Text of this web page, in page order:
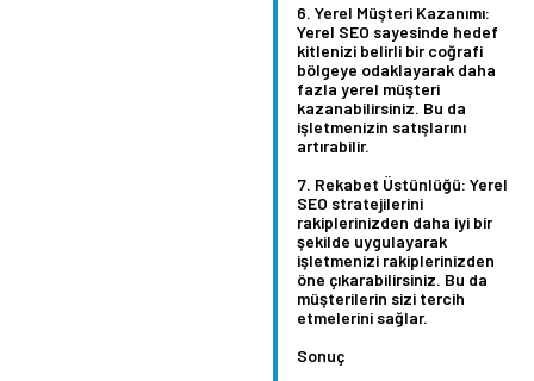
Yerel Müşteri Kazanımı:
Yerel SEO sayesinde hedef
kitlenizi belirli bir coğrafi
bölgeye odaklayarak daha
fazla yerel müşteri
kazanabilirsiniz. Bu da
işletmenizin satışlarını
artırabilir.
Rekabet Üstünlüğü: Yerel
SEO stratejilerini
rakiplerinizden daha iyi bir
şekilde uygulayarak
işletmenizi rakiplerinizden
öne çıkarabilirsiniz. Bu da
müşterilerin sizi tercih
etmelerini sağlar.
Sonuç